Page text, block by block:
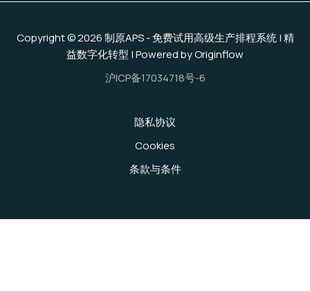
Copyright © 2026 制原APS - 免费试用高级生产排程系统 | 精
益数字化转型 | Powered by Originflow
沪ICP备17034718号-6
隐私协议
Cookies
条款与条件